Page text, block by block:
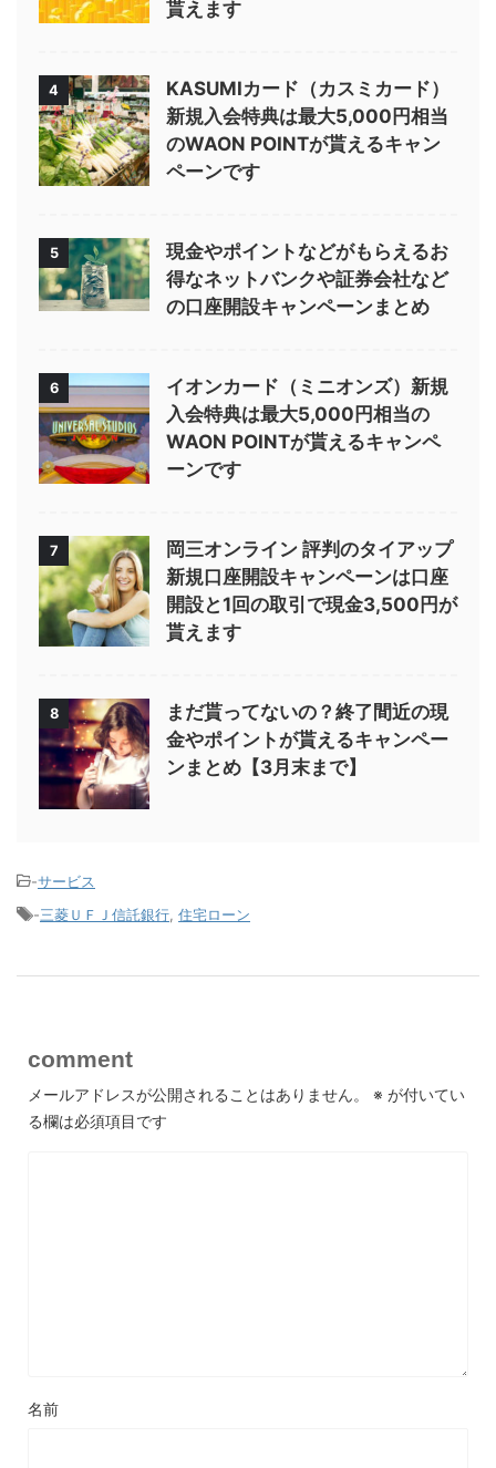
貰えます
4
KASUMIカード（カスミカード）
新規入会特典は最大5,000円相当
のWAON POINTが貰えるキャン
ペーンです
5
現金やポイントなどがもらえるお
得なネットバンクや証券会社など
の口座開設キャンペーンまとめ
6
イオンカード（ミニオンズ）新規
入会特典は最大5,000円相当の
WAON POINTが貰えるキャンペ
ーンです
7
岡三オンライン 評判のタイアップ
新規口座開設キャンペーンは口座
開設と1回の取引で現金3,500円が
貰えます
8
まだ貰ってないの？終了間近の現
金やポイントが貰えるキャンペー
ンまとめ【3月末まで】
-サービス
-三菱ＵＦＪ信託銀行 住宅ローン
comment
メールアドレスが公開されることはありません。 ※ が付いてい
る欄は必須項目です
名前